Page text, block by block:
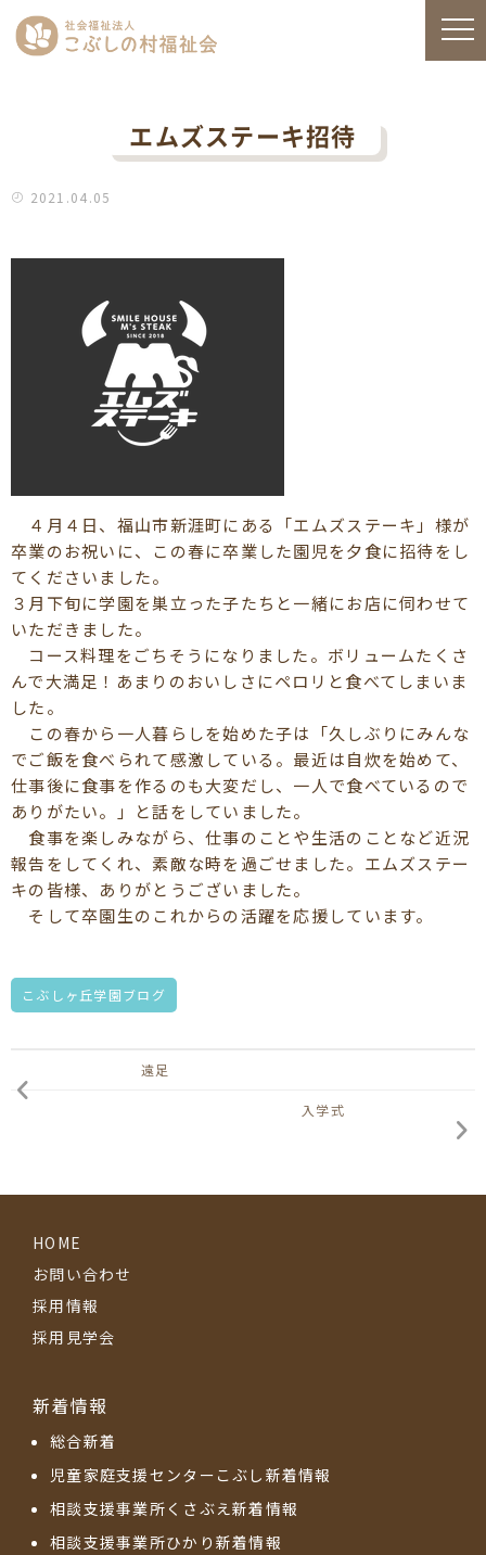
エムズステーキ招待
2021.04.05
４月４日、福山市新涯町にある「エムズステーキ」様が
卒業のお祝いに、この春に卒業した園児を夕食に招待をし
てくださいました。
３月下旬に学園を巣立った子たちと一緒にお店に伺わせて
いただきました。
コース料理をごちそうになりました。ボリュームたくさ
んで大満足！あまりのおいしさにペロリと食べてしまいま
した。
この春から一人暮らしを始めた子は「久しぶりにみんな
でご飯を食べられて感激している。最近は自炊を始めて、
仕事後に食事を作るのも大変だし、一人で食べているので
ありがたい。」と話をしていました。
食事を楽しみながら、仕事のことや生活のことなど近況
報告をしてくれ、素敵な時を過ごせました。エムズステー
キの皆様、ありがとうございました。
そして卒園生のこれからの活躍を応援しています。
こぶしヶ丘学園ブログ
遠足
入学式
HOME
お問い合わせ
採用情報
採用見学会
新着情報
総合新着
児童家庭支援センターこぶし新着情報
相談支援事業所くさぶえ新着情報
相談支援事業所ひかり新着情報